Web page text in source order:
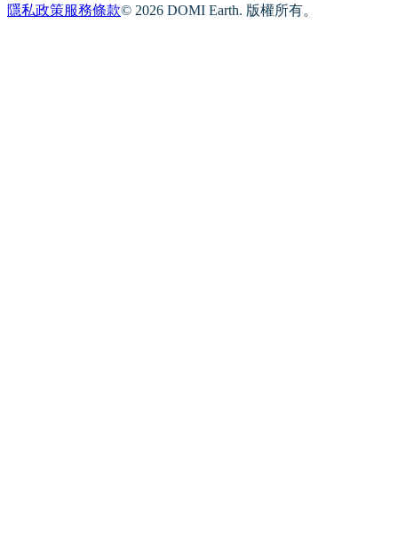
隱私政策服務條款© 2026 DOMI Earth. 版權所有。